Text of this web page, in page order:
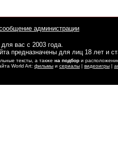
администрации
вас с 2003 года.
предназначены для лиц 18 лет и
тексты, а также на подбор и
World Art: фильмы и сериалы | видеоигры |